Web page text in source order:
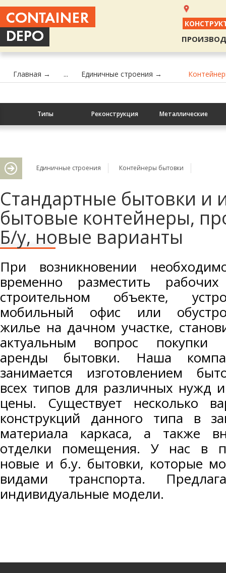
Главная → ... Единичные строения →
Типы Реконструкция Металлические
Единичные строения Контейнеры бытовки
Стандартные бытовки и
бытовые контейнеры,
Б/у, новые варианты
При возникновении
временно разместить
строительном объекте,
мобильный офис или
жилье на дачном участке,
актуальным вопрос покупки
аренды бытовки. Наша
занимается изготовлением
всех типов для различных нужд
цены. Существует несколько
конструкций данного типа в
материала каркаса, а также
отделки помещения. У нас в
новые и б.у. бытовки, которые
видами транспорта.
индивидуальные модели.